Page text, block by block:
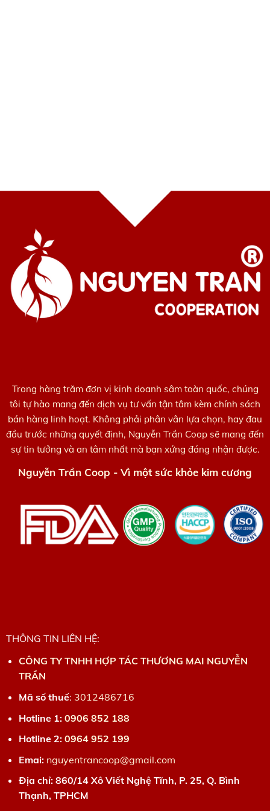
Trong hàng trăm đơn vị kinh doanh sâm toàn quốc, chúng
tôi tự hào mang đến dịch vụ tư vấn tận tâm kèm chính sách
bán hàng linh hoạt. Không phải phân vân lựa chọn, hay đau
đầu trước những quyết định, Nguyễn Trần Coop sẽ mang đến
sự tin tưởng và an tâm nhất mà bạn xứng đáng nhận được.
Nguyễn Trần Coop - Vì một sức khỏe kim cương
THÔNG TIN LIÊN HỆ:
CÔNG TY TNHH HỢP TÁC THƯƠNG MAI NGUYỄN
TRẦN
Mã số thuế: 3012486716
Hotline 1: 0906 852 188
Hotline 2: 0964 952 199
Emai: nguyentrancoop@gmail.com
Địa chỉ: 860/14 Xô Viết Nghệ Tĩnh, P. 25, Q. Bình
Thạnh, TPHCM